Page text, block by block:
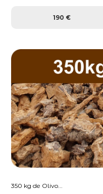
190 €
350 kg de Olivo...